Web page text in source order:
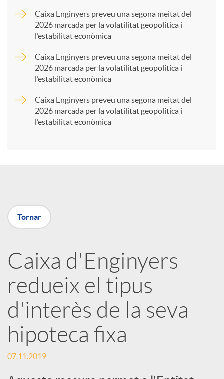
a
X
r
x
e
s
Caixa Enginyers preveu una segona meitat del
2026 marcada per la volatilitat geopolítica i
l’estabilitat econòmica
Caixa Enginyers preveu una segona meitat del
2026 marcada per la volatilitat geopolítica i
l’estabilitat econòmica
Caixa Enginyers preveu una segona meitat del
2026 marcada per la volatilitat geopolítica i
l’estabilitat econòmica
Tornar
Caixa d'Enginyers
redueix el tipus
d'interès de la seva
hipoteca fixa
07.11.2019